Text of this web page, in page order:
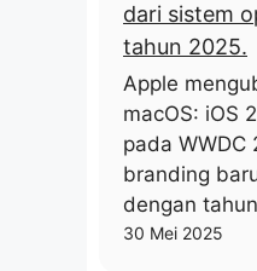
dari sistem
tahun 2025.
Apple
macOS: iOS
pada
branding
dengan
30 Mei 2025